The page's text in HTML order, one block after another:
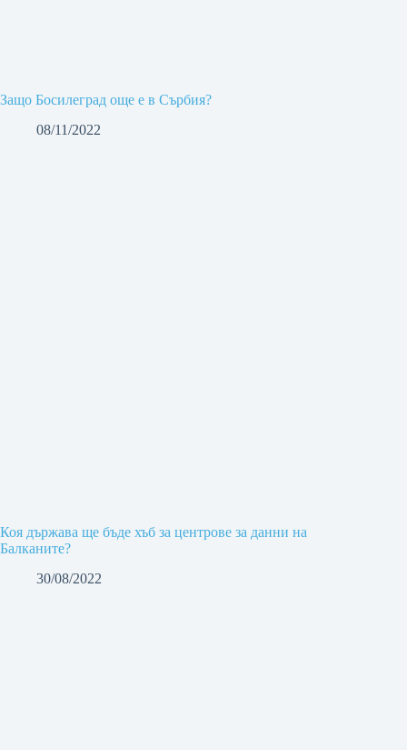
Защо Босилеград още е в Сърбия?
08/11/2022
Коя държава ще бъде хъб за центрове за данни на
Балканите?
30/08/2022